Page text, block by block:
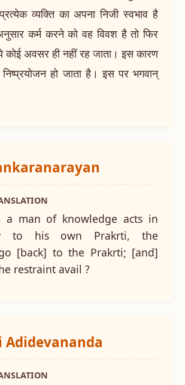
व्यक्ति का अपना निजी स्वभाव है
कर्म करने को वह विवश है तो फिर
कोई अवसर ही नहीं रह जाता। इस कारण
हो जाता है। इस पर भगवान्
a man of knowledge acts in
to his own Prakrti, the
[back] to the Prakrti; [and]
restraint avail ?
Adidevananda